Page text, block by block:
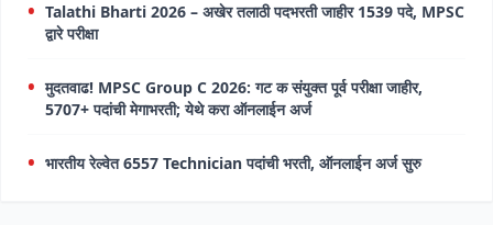
Talathi Bharti 2026 – अखेर तलाठी पदभरती जाहीर 1539 पदे, MPSC
द्वारे परीक्षा
मुदतवाढ! MPSC Group C 2026: गट क संयुक्त पूर्व परीक्षा जाहीर,
5707+ पदांची मेगाभरती; येथे करा ऑनलाईन अर्ज
भारतीय रेल्वेत 6557 Technician पदांची भरती, ऑनलाईन अर्ज सुरु